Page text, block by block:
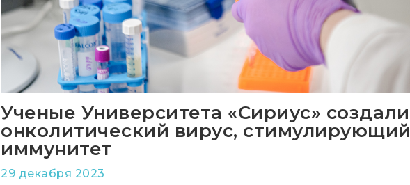
Ученые Университета «Сириус» создали
онколитический вирус, стимулирующий
иммунитет
29 декабря 2023